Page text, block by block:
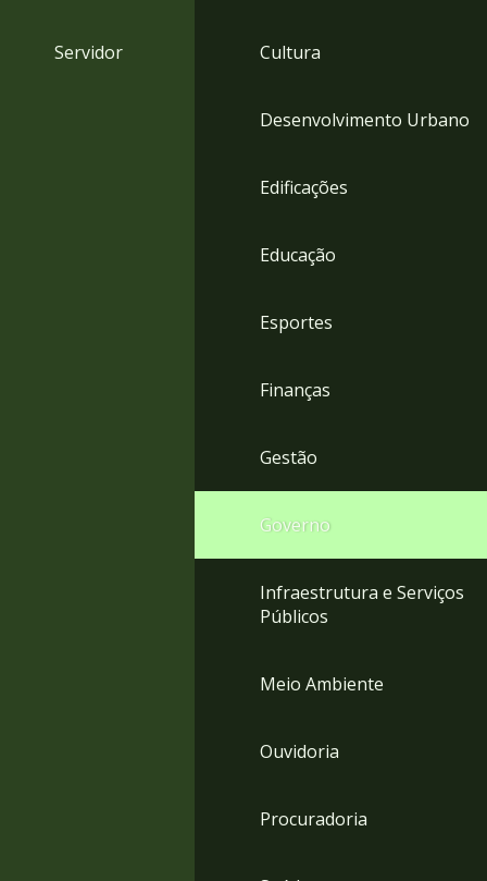
Servidor Cultura
Desenvolvimento Urbano
Edificações
Educação
Esportes
Finanças
Gestão
Governo
Infraestrutura e Serviços
Públicos
Meio Ambiente
Ouvidoria
Procuradoria